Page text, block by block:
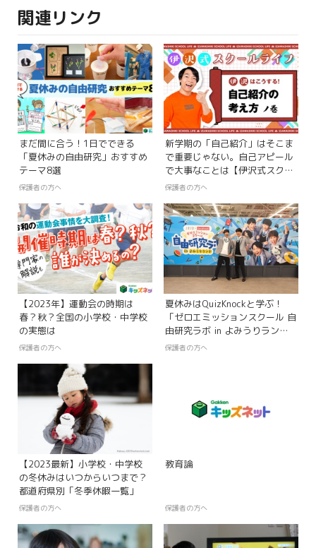
関連リンク
まだ間に合う！1日でできる
「夏休みの自由研究」おすすめ
テーマ8選
保護者の方へ
新学期の「自己紹介」はそこま
で重要じゃない。自己アピール
で大事なことは【伊沢式スクー
ルライフ】
保護者の方へ
【2023年】運動会の時期は
春？秋？全国の小学校・中学校
の実態は
保護者の方へ
夏休みはQuizKnockと学ぶ！
「ゼロエミッションスクール 自
由研究ラボ in よみうりラン
ド」
保護者の方へ
【2023最新】小学校・中学校
の冬休みはいつからいつまで？
都道府県別「冬季休暇一覧」
保護者の方へ
教育論
保護者の方へ